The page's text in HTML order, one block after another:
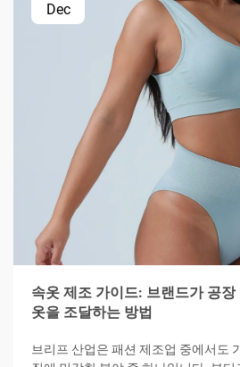
Dec
속옷 제조 가이드: 브랜드가 공
옷을 조달하는 방법
브리프 산업은 패션 제조업 중에서도